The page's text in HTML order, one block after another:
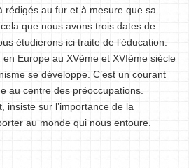
rédigés au fur et à mesure que sa
que nous avons trois dates de
étudierons ici traite de l’éducation.
Europe au XVème et XVIème siècle
se développe. C’est un courant
au centre des préoccupations.
insiste sur l’importance de la
au monde qui nous entoure.